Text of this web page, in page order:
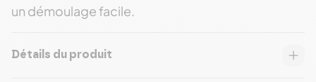
un démoulage facile.
Détails du produit